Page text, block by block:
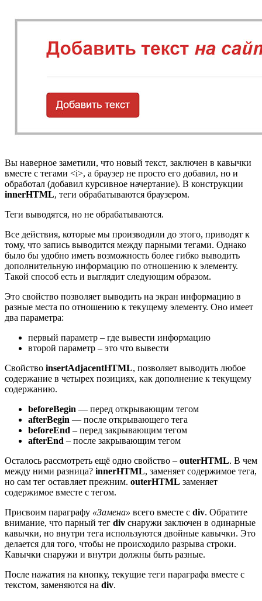
Вы наверное заметили, что новый текст, заключен в кавычки
вместе с тегами <i>, а браузер не просто его добавил, но и
обработал (добавил курсивное начертание). В конструкции
innerHTML, теги обрабатываются браузером.
Теги выводятся, но не обрабатываются.
Все действия, которые мы производили до этого, приводят к
тому, что запись выводится между парными тегами. Однако
было бы удобно иметь возможность более гибко выводить
дополнительную информацию по отношению к элементу.
Такой способ есть и выглядит следующим образом.
Это свойство позволяет выводить на экран информацию в
разные места по отношению к текущему элементу. Оно имеет
два параметра:
первый параметр – где вывести информацию
второй параметр – это что вывести
Свойство insertAdjacentHTML, позволяет выводить любое
содержание в четырех позициях, как дополнение к текущему
содержанию.
beforeBegin — перед открывающим тегом
afterBegin — после открывающего тега
beforeEnd – перед закрывающим тегом
afterEnd – после закрывающим тегом
Осталось рассмотреть ещё одно свойство – outerHTML. В чем
между ними разница? innerHTML, заменяет содержимое тега,
но сам тег оставляет прежним. outerHTML заменяет
содержимое вместе с тегом.
Присвоим параграфу «Замена» всего вместе с div. Обратите
внимание, что парный тег div снаружи заключен в одинарные
кавычки, но внутри тега используются двойные кавычки. Это
делается для того, чтобы не происходило разрыва строки.
Кавычки снаружи и внутри должны быть разные.
После нажатия на кнопку, текущие теги параграфа вместе с
текстом, заменяются на div.